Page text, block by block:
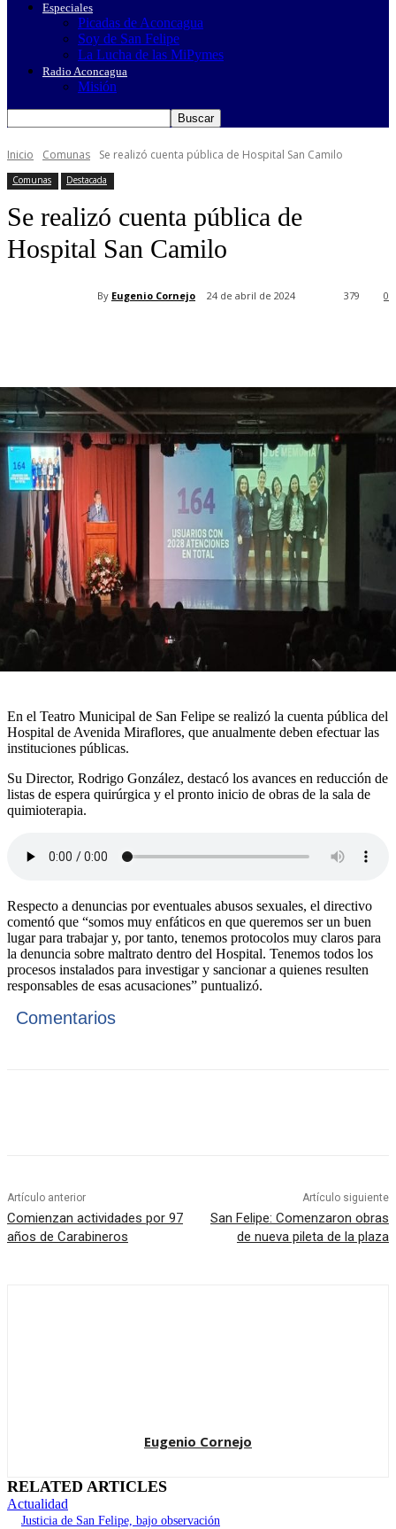
Especiales
Picadas de Aconcagua
Soy de San Felipe
La Lucha de las MiPymes
Radio Aconcagua
Misión
Inicio Comunas Se realizó cuenta pública de Hospital San Camilo
Comunas Destacada
Se realizó cuenta pública de
Hospital San Camilo
By Eugenio Cornejo 24 de abril de 2024 0
379
En el Teatro Municipal de San Felipe se realizó la cuenta pública del
Hospital de Avenida Miraflores, que anualmente deben efectuar las
instituciones públicas.
Su Director, Rodrigo González, destacó los avances en reducción de
listas de espera quirúrgica y el pronto inicio de obras de la sala de
quimioterapia.
Respecto a denuncias por eventuales abusos sexuales, el directivo
comentó que “somos muy enfáticos en que queremos ser un buen
lugar para trabajar y, por tanto, tenemos protocolos muy claros para
la denuncia sobre maltrato dentro del Hospital. Tenemos todos los
procesos instalados para investigar y sancionar a quienes resulten
responsables de esas acusaciones” puntualizó.
Comentarios
Artículo anterior
Comienzan actividades por 97
años de Carabineros
Artículo siguiente
San Felipe: Comenzaron obras
de nueva pileta de la plaza
Eugenio Cornejo
RELATED ARTICLES
Actualidad
Justicia de San Felipe, bajo observación